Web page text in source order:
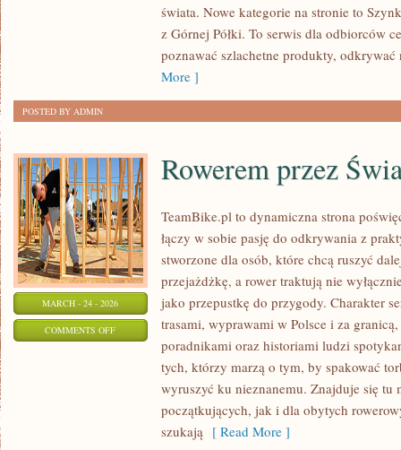
ZAKĄTKÓW
świata. Nowe kategorie na stronie to
z Górnej Półki. To serwis dla odbiorców
poznawać szlachetne produkty,
More ]
POSTED BY ADMIN
MARCH - 24 - 2026
COMMENTS OFFON
Rowerem przez
TeamBike.pl to dynamiczna strona
łączy w sobie pasję do odkrywania z
stworzone dla osób, które chcą ruszyć
przejażdżkę, a rower traktują nie
jako przepustkę do przygody. Charakter
trasami, wyprawami w Polsce i za
poradnikami oraz historiami ludzi
tych, którzy marzą o tym, by spakować
wyruszyć ku nieznanemu. Znajduje się tu
początkujących, jak i dla obytych
szukają [ Read More ]